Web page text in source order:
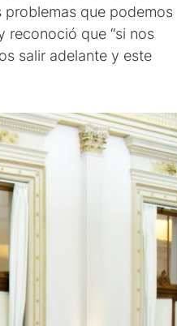
que podemos
reconoció que “si nos
salir adelante y este